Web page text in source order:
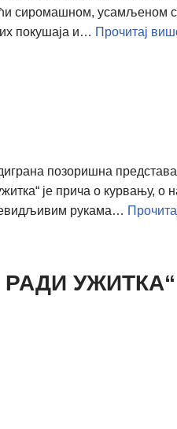
сиромашном, усамљеном
покушаја и… Прочитај
позоришна
је прича о курвању, о
рукама…
РАДИ УЖИТКА“